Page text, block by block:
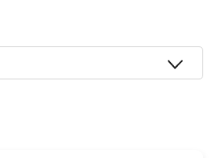
$5,740
$2,870
18家銀行/業者
18家銀行/業者
動態調節）
8 Elite Gen 5 for Galaxy 旗艦
鏡頭